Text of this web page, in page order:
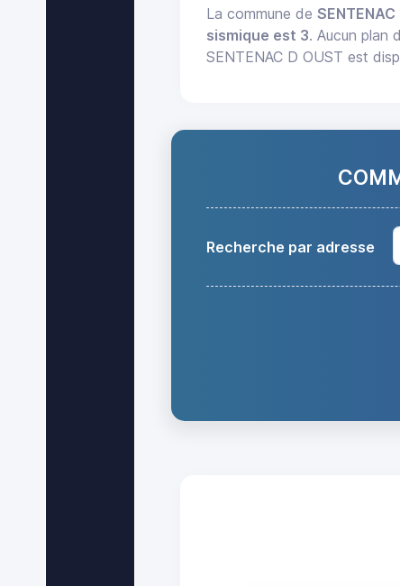
La commune deSENTENAC
sismique est 3. Aucun plan
SENTENAC D OUST est
Recherche par adresse